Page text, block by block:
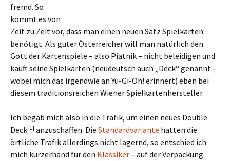
fremd. So
kommt es von
Zeit zu Zeit vor, dass man einen neuen Satz Spielkarten
benötigt. Als guter Österreicher will man natürlich den
Gott der Kartenspiele – also Piatnik – nicht beleidigen und
kauft seine Spielkarten (neudeutsch auch „Deck“ genannt –
wobei mich das irgendwie an Yu-Gi-Oh! erinnert) eben bei
diesem traditionsreichen Wiener Spielkartenhersteller.
Ich begab mich also in die Trafik, um einen neues Double
Deck[1] anzuschaffen. Die Standardvariante hatten die
örtliche Trafik allerdings nicht lagernd, so entschied ich
mich kurzerhand für den Klassiker– auf der Verpackung